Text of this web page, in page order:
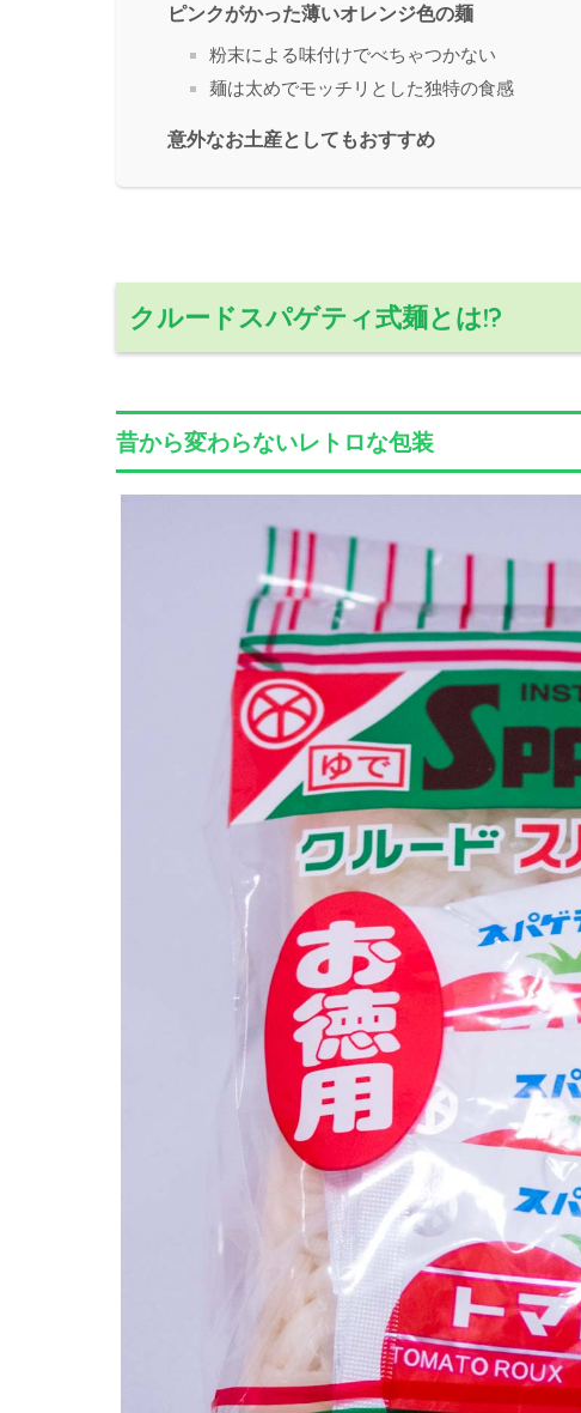
ピンクがかった薄いオレンジ色の麺
粉末による味付けでべちゃつかない
麺は太めでモッチリとした独特の食感
意外なお土産としてもおすすめ
クルードスパゲティ式麺とは!?
昔から変わらないレトロな包装